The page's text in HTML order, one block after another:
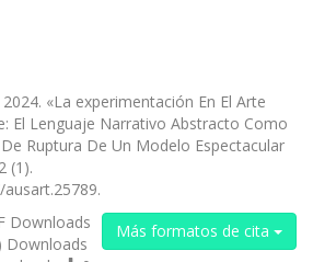
«La experimentación En El Arte
El Lenguaje Narrativo Abstracto Como
Ruptura De Un Modelo Espectacular
(1).
Más formatos de cita
Downloads
Downloads